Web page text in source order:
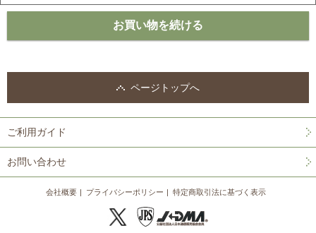
ページトップへ
ご利用ガイド
お問い合わせ
会社概要 プライバシーポリシー 特定商取引法に基づく表示